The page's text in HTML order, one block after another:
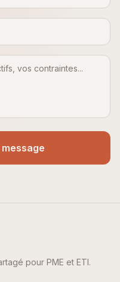
pour PME et ETI.